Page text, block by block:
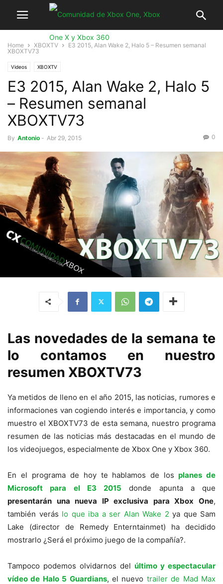
Home XBOXTV
E3 2015, Alan Wake 2, Halo 5 – Resumen semanal
XBOXTV73
Videos XBOXTV
E3 2015, Alan Wake 2, Halo 5
– Resumen semanal
XBOXTV73
By Antonio - Abr 29, 2015 0
Las novedades de la semana te
lo contamos en nuestro
resumen XBOXTV73
Ya metidos de lleno en el año 2015, las noticias, rumores e
informaciones van cogiendo interés e importancia, y como
muestro el XBOXTV73 de esta semana, nuestro programa
resumen de las noticias más destacadas en el mundo de
los videojuegos, especialmente de Xbox One y Xbox 360.
En el programa de hoy te hablamos de los planes de
Microsoft para el E3 2015 donde apunta a que
presentarán una nueva IP exclusiva para Xbox One,
también verás lo que iba a ser Alan Wake 2 ya que Sam
Lake (director de Remedy Enterntainmet) ha decidido
mostrarlo ¿Será el próximo juego de la compañía?.
Tampoco podemos olvidarnos del último y espectacular
vídeo de Halo 5 Guardians, el nuevo trailer de Mad Max